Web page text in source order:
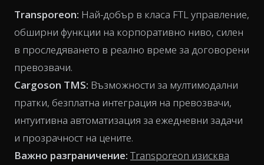
Transporeon: Най-добър в класа FTL управление,
обширни функции на корпоративно ниво, силен
в проследяването в реално време за договорени
превозвачи.
Cargoson TMS: Възможности за мултимодални
пратки, безплатна интеграция на превозвачи,
интуитивна автоматизация за ежедневни задачи
и прозрачност на цените.
Важно разграничение: Transporeon изисква